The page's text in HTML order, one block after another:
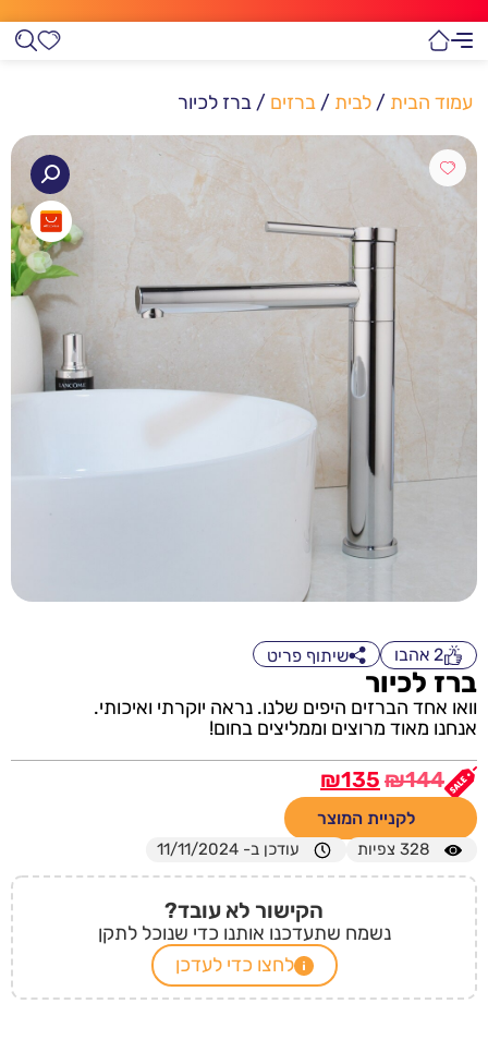
עמוד הבית / לבית / ברזים / ברז לכיור
2 אהבו שיתוף פריט
ברז לכיור
וואו אחד הברזים היפים שלנו. נראה יוקרתי ואיכותי.
אנחנו מאוד מרוצים וממליצים בחום!
₪144
₪135
לקניית המוצר
328 צפיות עודכן ב- 11/11/2024
הקישור לא עובד?
נשמח שתעדכנו אותנו כדי שנוכל לתקן
לחצו כדי לעדכן